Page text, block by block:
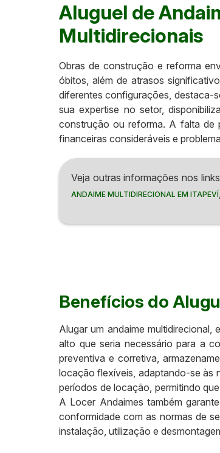
Aluguel de
Multidirecionais
Obras de construção e reforma
óbitos, além de atrasos
diferentes configurações, destaca-
sua expertise no setor,
construção ou reforma. A falta de
financeiras consideráveis e
Veja outras informações nos
ANDAIME MULTIDIRECIONAL EM ITAPEVÍ,
Benefícios do
Alugar um andaime
alto que seria necessário para a
preventiva e corretiva,
locação flexíveis, adaptando-se às
períodos de locação, permitindo
A Locer Andaimes também
conformidade com as normas de
instalação, utilização e